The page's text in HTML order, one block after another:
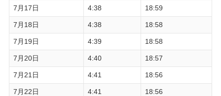
7月17日 4:38 18:59
7月18日 4:38 18:58
7月19日 4:39 18:58
7月20日 4:40 18:57
7月21日 4:41 18:56
7月22日 4:41 18:56